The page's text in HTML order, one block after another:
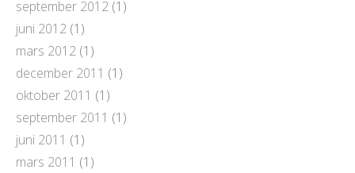
september 2012 (1)
juni 2012 (1)
mars 2012 (1)
december 2011 (1)
oktober 2011 (1)
september 2011 (1)
juni 2011 (1)
mars 2011 (1)